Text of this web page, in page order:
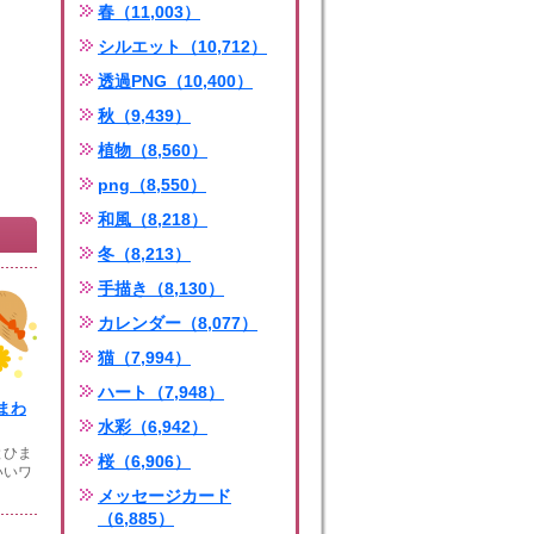
わ
ま
ワ
春（11,003）
シルエット（10,712）
透過PNG（10,400）
秋（9,439）
植物（8,560）
png（8,550）
和風（8,218）
冬（8,213）
手描き（8,130）
カレンダー（8,077）
猫（7,994）
ハート（7,948）
水彩（6,942）
桜（6,906）
メッセージカード
（6,885）